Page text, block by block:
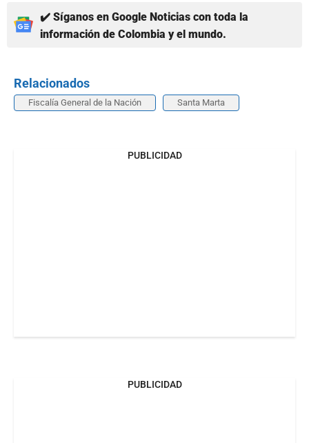
✔️ Síganos en Google Noticias con toda la
información de Colombia y el mundo.
Relacionados
Fiscalía General de la Nación Santa Marta
PUBLICIDAD
PUBLICIDAD